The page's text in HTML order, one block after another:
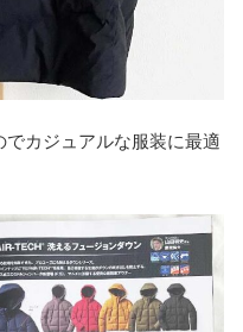
カジュアルな服装に最適